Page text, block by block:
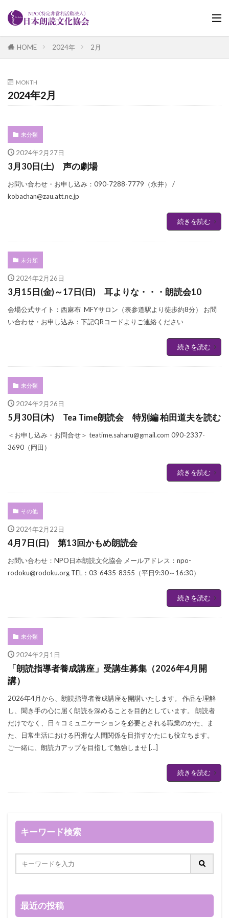
HOME 2024年 2月
MONTH
2024年2月
未分類
2024年2月27日
3月30日(土) 声の劇場
お問い合わせ・お申し込み：090-7288-7779（永井） /
kobachan@zau.att.ne.jp
続きを読む
未分類
2024年2月26日
3月15日(金)～17日(日) 耳よりな・・・朗読会10
会場公式サイト：西麻布 MFYサロン（表参道駅より徒歩約8分） お問
い合わせ・お申し込み：下記QRコードよりご連絡ください
続きを読む
未分類
2024年2月26日
5月30日(木) Tea Time朗読会 特別編 柏田道夫を読む
＜お申し込み・お問合せ＞ teatime.saharu@gmail.com 090-2337-
3690（岡田）
続きを読む
その他
2024年2月22日
4月7日(日) 第13回かもめ朗読会
お問い合わせ：NPO日本朗読文化協会 メールアドレス：npo-
rodoku@rodoku.org TEL：03-6435-8355（平日9:30～16:30）
続きを読む
未分類
2024年2月1日
「朗読指導者養成講座」受講生募集（2026年4月開
講）
2026年4月から、朗読指導者養成講座を開講いたします。 作品を理解
し、聞き手の心に届く朗読を深めることを目的としています。 朗読者
だけでなく、日々コミュニケーションを必要とされる職業のかた、ま
た、日常生活における円滑な人間関係を目指すかたにも役立ちます。
ご一緒に、朗読力アップを目指して勉強しませ […]
続きを読む
キーワード検索
最近の投稿